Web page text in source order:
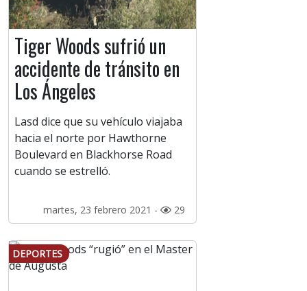
Tiger Woods sufrió un
accidente de tránsito en
Los Ángeles
Lasd dice que su vehículo viajaba
hacia el norte por Hawthorne
Boulevard en Blackhorse Road
cuando se estrelló.
martes, 23 febrero 2021 - 29
DEPORTES